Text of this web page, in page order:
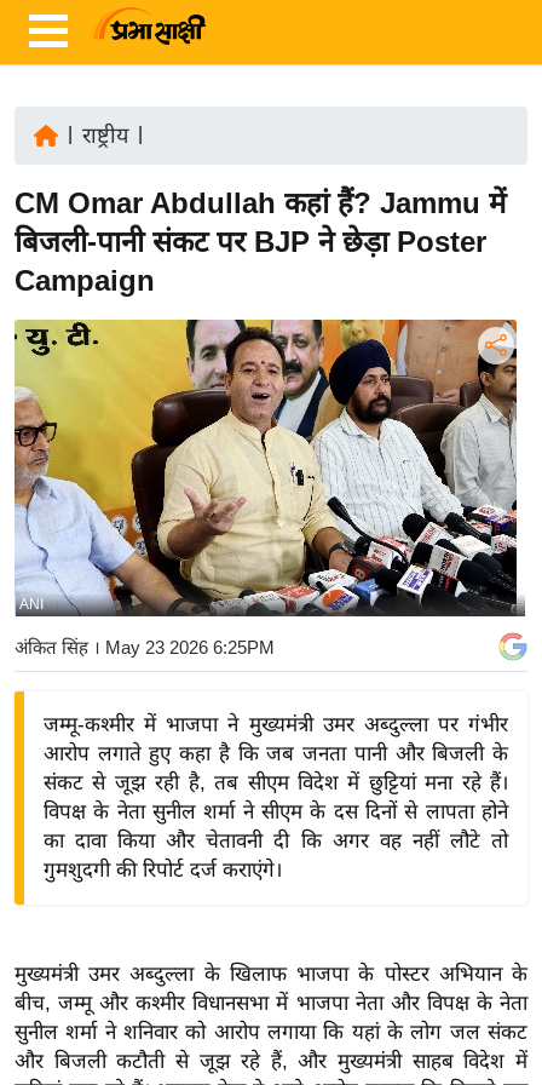
ज़ा
ख
ब
र
रा
य
अं
त
र्रा
ष्ट्री
य
बि
ज़
ने
द्यो
शे
ष
ज्ञ
रा
राष्ट्रीय|
CM Omar Abdullah कहां हैं? Jammu में
बिजली-पानी संकट पर BJP ने छेड़ा Poster
Campaign
ANI
अंकित सिंह। May 23 2026 6:25PM
जम्मू-कश्मीर में भाजपा ने मुख्यमंत्री उमर अब्दुल्ला पर गंभीर
आरोप लगाते हुए कहा है कि जब जनता पानी और बिजली के
संकट से जूझ रही है, तब सीएम विदेश में छुट्टियां मना रहे हैं।
विपक्ष के नेता सुनील शर्मा ने सीएम के दस दिनों से लापता होने
का दावा किया और चेतावनी दी कि अगर वह नहीं लौटे तो
गुमशुदगी की रिपोर्ट दर्ज कराएंगे।
मुख्यमंत्री उमर अब्दुल्ला के खिलाफ भाजपा के पोस्टर अभियान के
बीच, जम्मू और कश्मीर विधानसभा में भाजपा नेता और विपक्ष के नेता
सुनील शर्मा ने शनिवार को आरोप लगाया कि यहां के लोग जल संकट
और बिजली कटौती से जूझ रहे हैं, और मुख्यमंत्री साहब विदेश में